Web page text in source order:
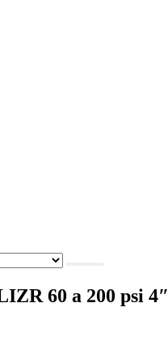
60 a 200 psi 4″